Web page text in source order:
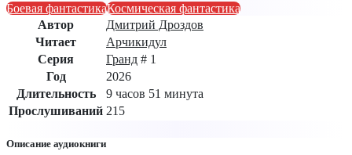
Боевая фантастикаКосмическая фантастика
Автор
Дмитрий Дроздов
Читает
Арчикидул
Серия
Гранд # 1
Год
2026
Длительность
9 часов 51 минута
Прослушиваний 215
Описание аудиокниги